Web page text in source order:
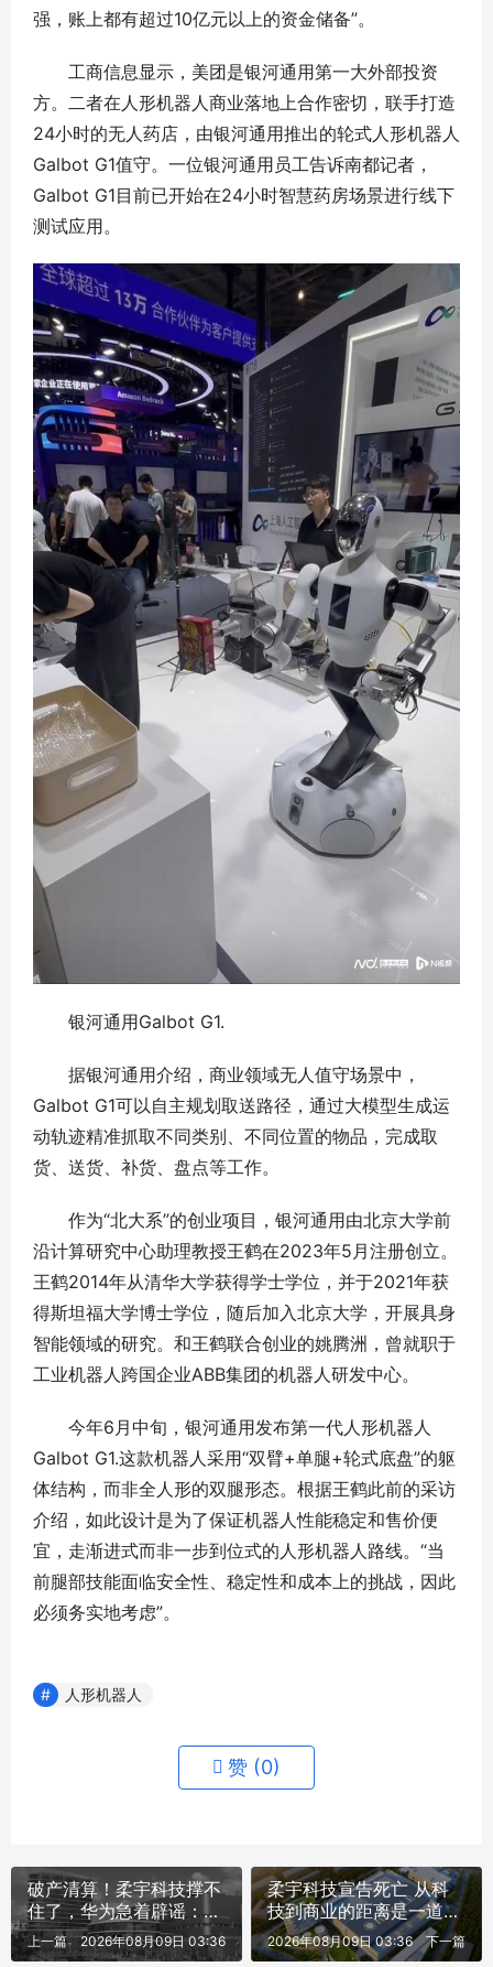
强，账上都有超过10亿元以上的资金储备”。
工商信息显示，美团是银河通用第一大外部投资
方。二者在人形机器人商业落地上合作密切，联手打造
24小时的无人药店，由银河通用推出的轮式人形机器人
Galbot G1值守。一位银河通用员工告诉南都记者，
Galbot G1目前已开始在24小时智慧药房场景进行线下
测试应用。
银河通用Galbot G1.
据银河通用介绍，商业领域无人值守场景中，
Galbot G1可以自主规划取送路径，通过大模型生成运
动轨迹精准抓取不同类别、不同位置的物品，完成取
货、送货、补货、盘点等工作。
作为“北大系”的创业项目，银河通用由北京大学前
沿计算研究中心助理教授王鹤在2023年5月注册创立。
王鹤2014年从清华大学获得学士学位，并于2021年获
得斯坦福大学博士学位，随后加入北京大学，开展具身
智能领域的研究。和王鹤联合创业的姚腾洲，曾就职于
工业机器人跨国企业ABB集团的机器人研发中心。
今年6月中旬，银河通用发布第一代人形机器人
Galbot G1.这款机器人采用“双臂+单腿+轮式底盘”的躯
体结构，而非全人形的双腿形态。根据王鹤此前的采访
介绍，如此设计是为了保证机器人性能稳定和售价便
宜，走渐进式而非一步到位式的人形机器人路线。“当
前腿部技能面临安全性、稳定性和成本上的挑战，因此
必须务实地考虑”。
人形机器人
赞 (0)
破产清算！柔宇科技撑不
住了，华为急着辟谣：不
关我事
上一篇 2026年08月09日 03:36
柔宇科技宣告死亡 从科
技到商业的距离是一道天
堑
下一篇
2026年08月09日 03:36